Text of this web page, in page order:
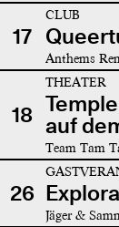
17
CLUB
Anthems
18
THEATER
auf
Team Tam
26 Explora
Jäger &